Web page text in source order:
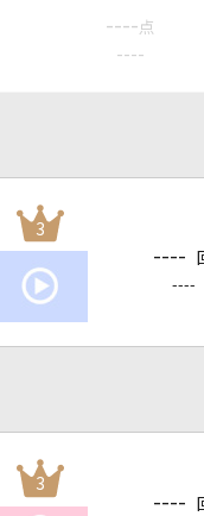
---- 点
----
3
----
----
3
----